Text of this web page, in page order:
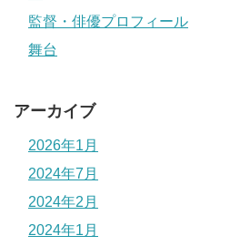
監督・俳優プロフィール
舞台
アーカイブ
2026年1月
2024年7月
2024年2月
2024年1月